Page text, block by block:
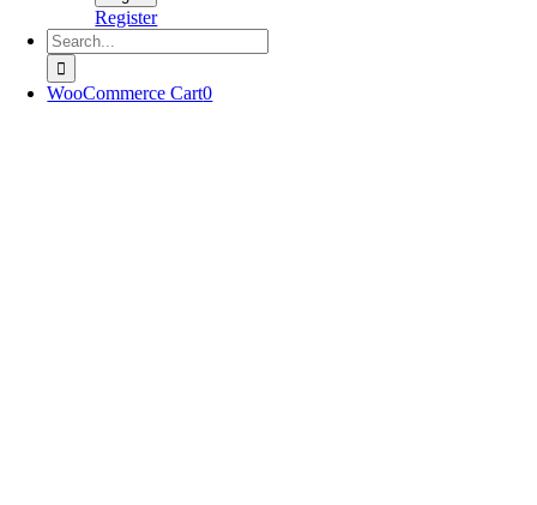
Register
Search
for:
WooCommerce Cart0